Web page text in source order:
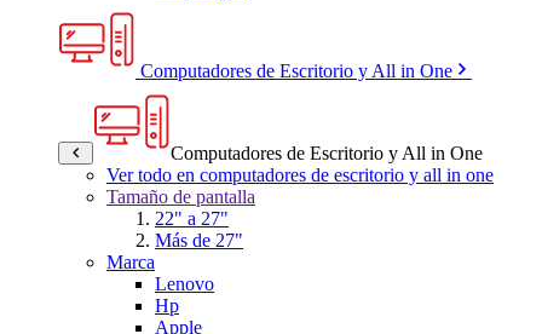
Computadores de Escritorio y All in One
Computadores de Escritorio y All in One
Ver todo en computadores de escritorio y all in one
Tamaño de pantalla
22" a 27"
Más de 27"
Marca
Lenovo
Hp
Apple